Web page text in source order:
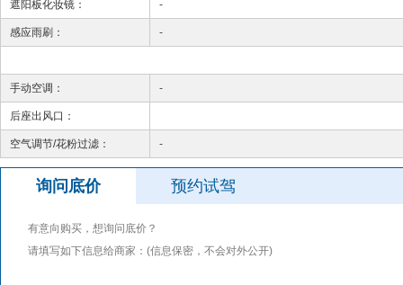
遮阳板化妆镜： -
感应雨刷： -
手动空调： -
后座出风口：
空气调节/花粉过滤： -